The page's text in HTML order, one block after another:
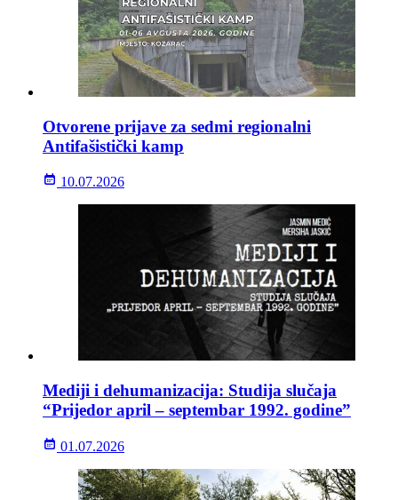
Otvorene prijave za sedmi regionalni
Antifašistički kamp
10.07.2026
Mediji i dehumanizacija: Studija slučaja
“Prijedor april – septembar 1992. godine”
01.07.2026